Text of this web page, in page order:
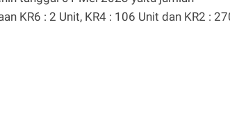
KR6 : 2 Unit, KR4 : 106 Unit dan KR2 :